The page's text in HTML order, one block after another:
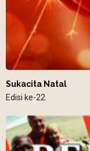
Sukacita Natal
Edisi ke-22